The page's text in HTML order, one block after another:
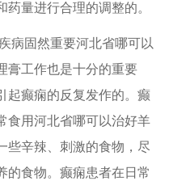
量进行合理的调整的。
固然重要河北省哪可以
膏工作也是十分的重要
起癫痫的反复发作的。癫
食用河北省哪可以治好羊
些辛辣、刺激的食物，尽
的食物。癫痫患者在日常